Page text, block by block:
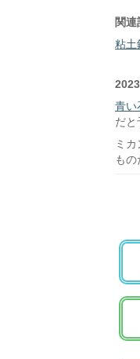
関連
粘土
青い
だと
ミ
もの